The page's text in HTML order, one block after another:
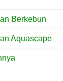
Berkebun
Aquascape